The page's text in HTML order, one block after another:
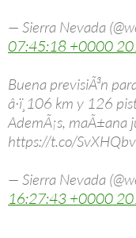
— Sierra Nevada
07:45:18 +0000
Buena previsiÃ³n
â·ï¸106 km y 126
AdemÃ¡s, maÃ±ana
https://t.co/
— Sierra Nevada
16:27:43 +0000